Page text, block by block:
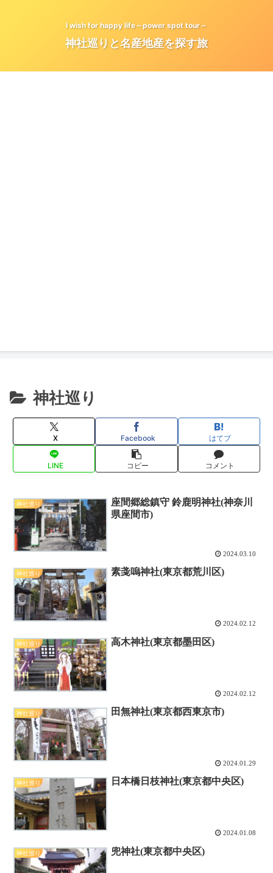
I wish for happy life～power spot tour～
神社巡りと名産地産を探す旅
神社巡り
X Facebook はてブ
LINE コピー コメント
神社巡り
座間郷総鎮守 鈴鹿明神社(神奈川
県座間市)
2024.03.10
神社巡り 素戔嗚神社(東京都荒川区)
2024.02.12
神社巡り 高木神社(東京都墨田区)
2024.02.12
神社巡り 田無神社(東京都西東京市)
2024.01.29
神社巡り 日本橋日枝神社(東京都中央区)
2024.01.08
神社巡り 兜神社(東京都中央区)